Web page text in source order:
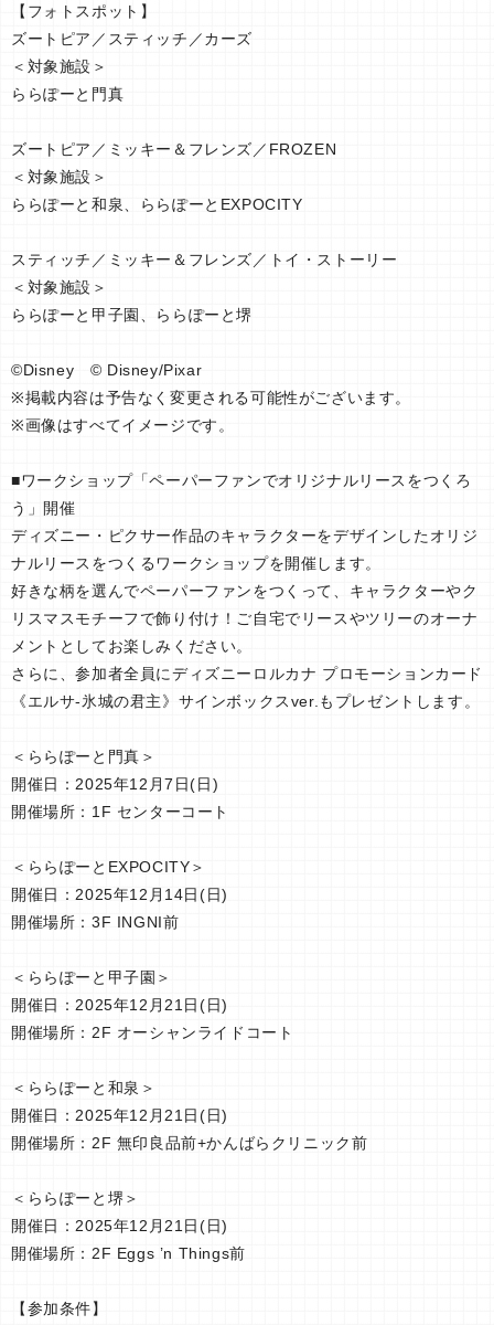
【フォトスポット】
ズートピア／スティッチ／カーズ
＜対象施設＞
ららぽーと門真
ズートピア／ミッキー＆フレンズ／FROZEN
＜対象施設＞
ららぽーと和泉、ららぽーとEXPOCITY
スティッチ／ミッキー＆フレンズ／トイ・ストーリー
＜対象施設＞
ららぽーと甲子園、ららぽーと堺
©Disney © Disney/Pixar
※掲載内容は予告なく変更される可能性がございます。
※画像はすべてイメージです。
■ワークショップ「ペーパーファンでオリジナルリースをつくろ
う」開催
ディズニー・ピクサー作品のキャラクターをデザインしたオリジ
ナルリースをつくるワークショップを開催します。
好きな柄を選んでペーパーファンをつくって、キャラクターやク
リスマスモチーフで飾り付け！ご自宅でリースやツリーのオーナ
メントとしてお楽しみください。
さらに、参加者全員にディズニーロルカナ プロモーションカード
《エルサ-氷城の君主》サインボックスver.もプレゼントします。
＜ららぽーと門真＞
開催日：2025年12月7日(日)
開催場所：1F センターコート
＜ららぽーとEXPOCITY＞
開催日：2025年12月14日(日)
開催場所：3F INGNI前
＜ららぽーと甲子園＞
開催日：2025年12月21日(日)
開催場所：2F オーシャンライドコート
＜ららぽーと和泉＞
開催日：2025年12月21日(日)
開催場所：2F 無印良品前+かんばらクリニック前
＜ららぽーと堺＞
開催日：2025年12月21日(日)
開催場所：2F Eggs ’n Things前
【参加条件】